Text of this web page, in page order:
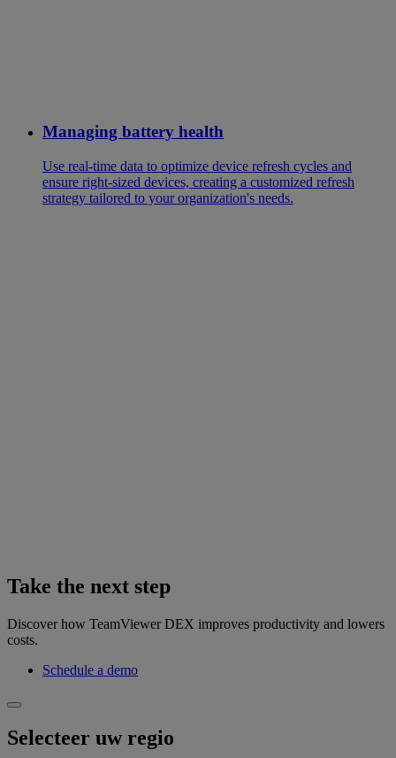
Managing battery health
Use real-time data to optimize device refresh cycles and
ensure right-sized devices, creating a customized refresh
strategy tailored to your organization's needs.
Take the next step
Discover how TeamViewer DEX improves productivity and lowers
costs.
Schedule a demo
Selecteer uw regio